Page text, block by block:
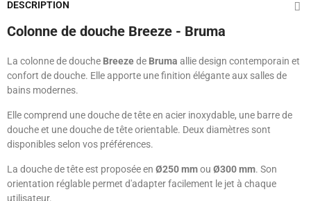
DESCRIPTION
Colonne de douche Breeze - Bruma
La colonne de douche Breezede Bruma allie design contemporain et
confort de douche. Elle apporte une finition élégante aux salles de
bains modernes.
Elle comprend une douche de tête en acier inoxydable, une barre de
douche et une douche de tête orientable. Deux diamètres sont
disponibles selon vos préférences.
La douche de tête est proposée en Ø250 mmou Ø300 mm. Son
orientation réglable permet d'adapter facilement le jet à chaque
utilisateur.